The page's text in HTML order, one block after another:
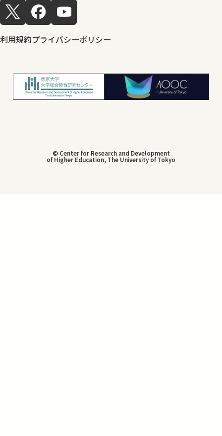
利用規約プライバシーポリシー
© Center for Research and Development
of Higher Education, The University of Tokyo